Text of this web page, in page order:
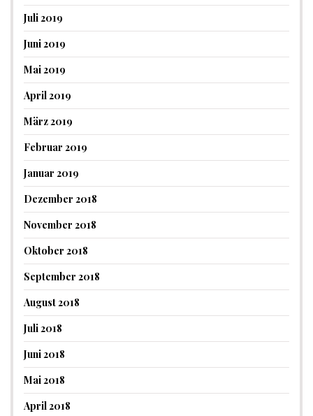
Juli 2019
Juni 2019
Mai 2019
April 2019
März 2019
Februar 2019
Januar 2019
Dezember 2018
November 2018
Oktober 2018
September 2018
August 2018
Juli 2018
Juni 2018
Mai 2018
April 2018